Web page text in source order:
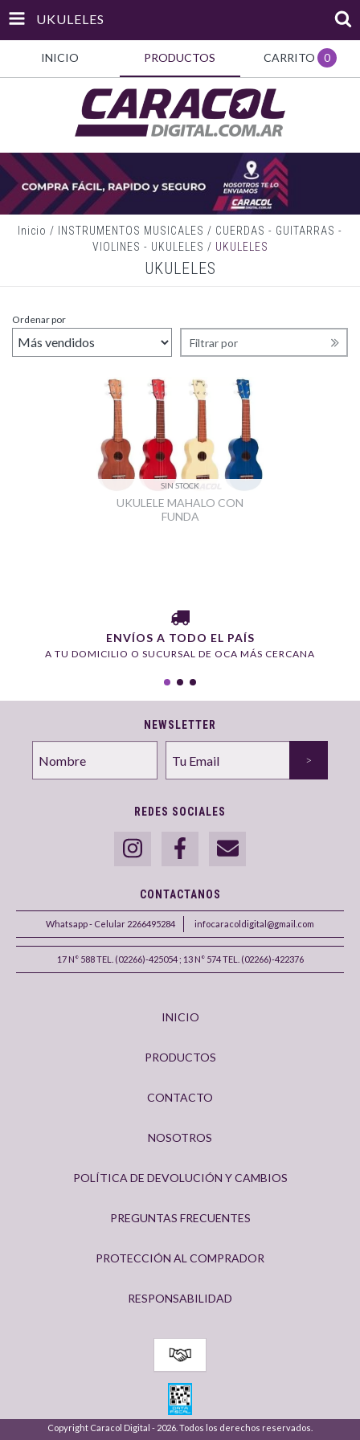
UKULELES
INICIO PRODUCTOS CARRITO 0
Inicio / INSTRUMENTOS MUSICALES / CUERDAS - GUITARRAS -
VIOLINES - UKULELES / UKULELES
UKULELES
Ordenar por
Filtrar por
SIN STOCK
UKULELE MAHALO CON
FUNDA
ENVÍOS A TODO EL PAÍS
A TU DOMICILIO O SUCURSAL DE OCA MÁS CERCANA
NEWSLETTER
REDES SOCIALES
CONTACTANOS
Whatsapp - Celular 2266495284 infocaracoldigital@gmail.com
17 N° 588 TEL. (02266)-425054 ; 13 N° 574 TEL. (02266)-422376
INICIO
PRODUCTOS
CONTACTO
NOSOTROS
POLÍTICA DE DEVOLUCIÓN Y CAMBIOS
PREGUNTAS FRECUENTES
PROTECCIÓN AL COMPRADOR
RESPONSABILIDAD
Copyright Caracol Digital - 2026. Todos los derechos reservados.